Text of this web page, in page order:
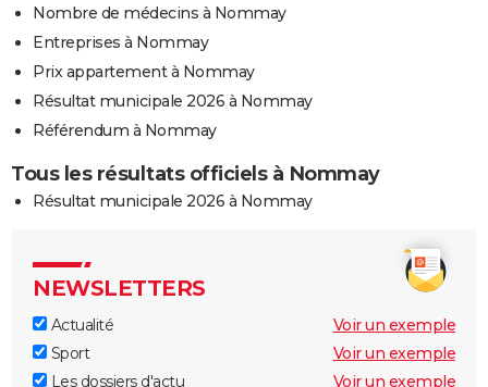
Nombre de médecins à Nommay
Entreprises à Nommay
Prix appartement à Nommay
Résultat municipale 2026 à Nommay
Référendum à Nommay
Tous les résultats officiels à Nommay
Résultat municipale 2026 à Nommay
NEWSLETTERS
Actualité
Voir un exemple
Sport
Voir un exemple
Les dossiers d'actu
Voir un exemple